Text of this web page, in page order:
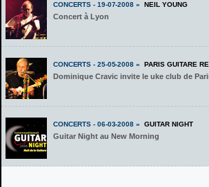
CONCERTS - 19-07-2008 » NEIL YOUNG
Concert à Lyon
CONCERTS - 25-05-2008 » PARIS GUITARE
Dominique Cravic invite le uke club de
CONCERTS - 06-03-2008 » GUITAR NIGHT
Guitar Night au New Morning